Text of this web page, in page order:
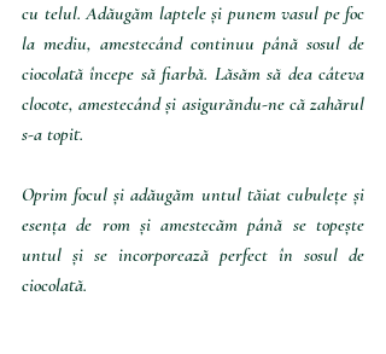
cu telul. Adăugăm laptele și punem vasul pe foc
la mediu, amestecând continuu până sosul de
ciocolată începe să fiarbă. Lăsăm să dea câteva
clocote, amestecând și asigurăndu-ne că zahărul
s-a topit.
Oprim focul și adăugăm untul tăiat cubulețe și
esența de rom și amestecăm până se topește
untul și se incorporează perfect în sosul de
ciocolată.